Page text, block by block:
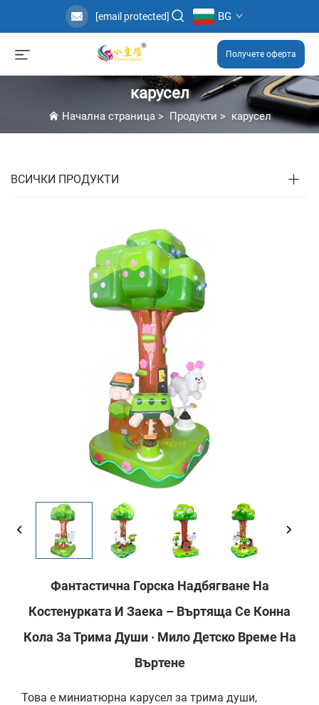
[email protected] BG
Получете оферта
карусел
Начална страница > Продукти > карусел
ВСИЧКИ ПРОДУКТИ
Фантастична Горска Надбягване На
Костенурката И Заека – Въртяща Се Конна
Кола За Трима Души · Мило Детско Време На
Въртене
Това е миниатюрна карусел за трима души,